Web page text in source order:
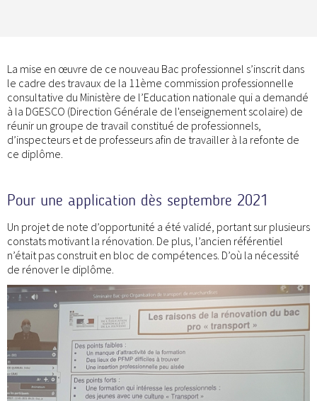
La mise en œuvre de ce nouveau Bac professionnel s’inscrit dans
le cadre des travaux de la 11ème commission professionnelle
consultative du Ministère de l’Education nationale qui a demandé
à la DGESCO (Direction Générale de l'enseignement scolaire) de
réunir un groupe de travail constitué de professionnels,
d’inspecteurs et de professeurs afin de travailler à la refonte de
ce diplôme.
Pour une application dès septembre 2021
Un projet de note d’opportunité a été validé, portant sur plusieurs
constats motivant la rénovation. De plus, l’ancien référentiel
n’était pas construit en bloc de compétences. D’où la nécessité
de rénover le diplôme.